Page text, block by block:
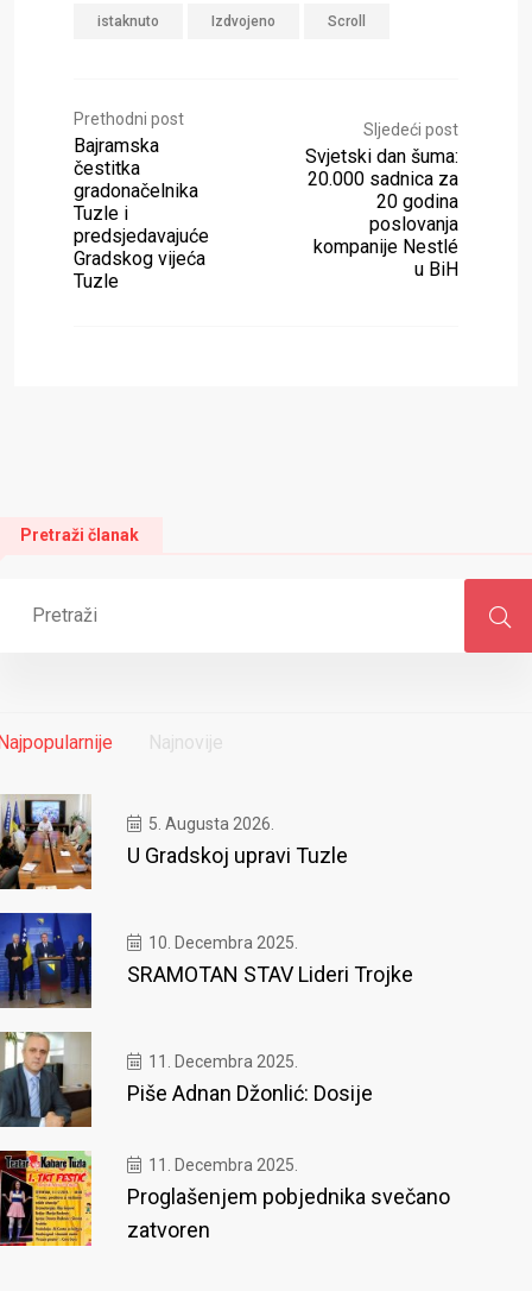
istaknuto Izdvojeno Scroll
Prethodni post
Bajramska
čestitka
gradonačelnika
Tuzle i
predsjedavajuće
Gradskog vijeća
Tuzle
Sljedeći post
Svjetski dan šuma:
20.000 sadnica za
20 godina
poslovanja
kompanije Nestlé
u BiH
Pretraži članak
Najnovije
5. Augusta 2026.
U Gradskoj upravi Tuzle
10. Decembra 2025.
SRAMOTAN STAV Lideri Trojke
11. Decembra 2025.
Piše Adnan Džonlić: Dosije
11. Decembra 2025.
Proglašenjem pobjednika svečano
zatvoren